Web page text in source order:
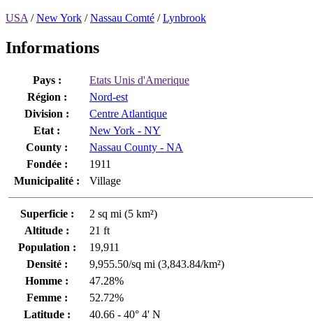
USA /New York /Nassau Comté /Lynbrook
Informations
Pays :
Etats Unis d'Amerique
Région :
Nord-est
Division :
Centre Atlantique
Etat :
New York - NY
County :
Nassau County - NA
Fondée :
1911
Municipalité :
Village
Superficie :
2 sq mi (5 km²)
Altitude :
21 ft
Population :
19,911
Densité :
9,955.50/sq mi (3,843.84/km²)
Homme :
47.28%
Femme :
52.72%
Latitude :
40.66 - 40° 4' N